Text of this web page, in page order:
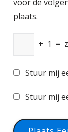
voor de
plaats.
+ 1 =
Stuur mij
Stuur mij